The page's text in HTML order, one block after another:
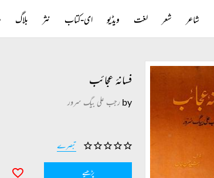
فسانۂ عجائب
by رجب علی بیگ سرور
تبصرے
پڑھیے
شاعر شعر لغت ویڈیو ای-کتاب نثر بلاگ